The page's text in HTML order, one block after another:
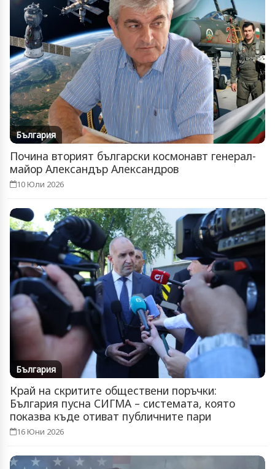
България
Почина вторият български космонавт генерал-
майор Александър Александров
10 Юли 2026
България
Край на скритите обществени поръчки:
България пусна СИГМА – системата, която
показва къде отиват публичните пари
16 Юни 2026